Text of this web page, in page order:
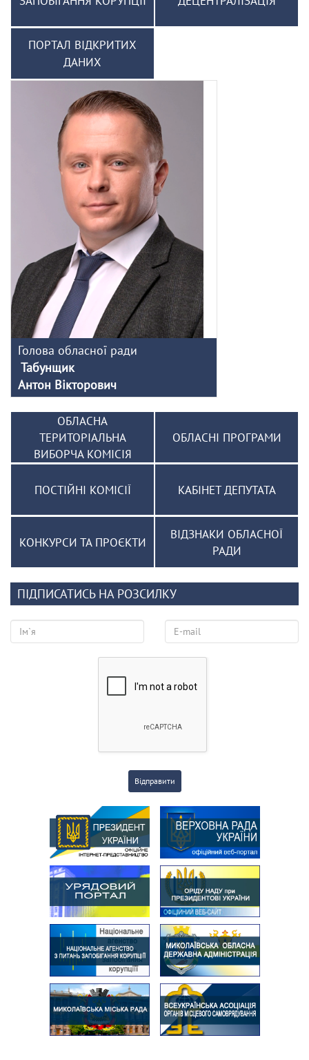
ПОРТАЛ ВІДКРИТИХ
ДАНИХ
Голова обласної ради
Табунщик
Антон Вікторович
ОБЛАСНА
ТЕРИТОРІАЛЬНА
ВИБОРЧА КОМІСІЯ
ОБЛАСНІ ПРОГРАМИ
ПОСТІЙНІ КОМІСІЇ КАБІНЕТ ДЕПУТАТА
КОНКУРСИ ТА ПРОЄКТИ
ВІДЗНАКИ ОБЛАСНОЇ
РАДИ
ПІДПИСАТИСЬ НА РОЗСИЛКУ
Відправити